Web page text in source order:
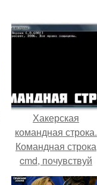
Хакерская
командная строка.
Командная строка
cmd, почувствуй
себя хакером.